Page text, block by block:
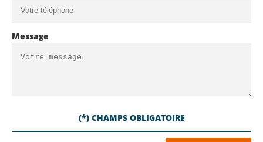
Message
(*) CHAMPS OBLIGATOIRE